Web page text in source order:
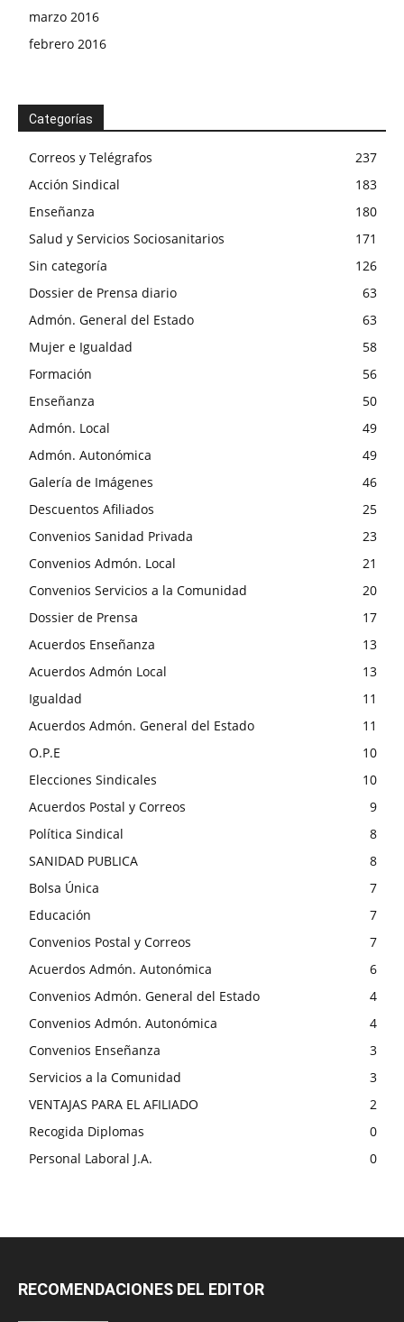
marzo 2016
febrero 2016
Categorías
Correos y Telégrafos
237
Acción Sindical
183
Enseñanza
180
Salud y Servicios Sociosanitarios
171
Sin categoría
126
Dossier de Prensa diario
63
Admón. General del Estado
63
Mujer e Igualdad
58
Formación
56
Enseñanza
50
Admón. Local
49
Admón. Autonómica
49
Galería de Imágenes
46
Descuentos Afiliados
25
Convenios Sanidad Privada
23
Convenios Admón. Local
21
Convenios Servicios a la Comunidad
20
Dossier de Prensa
17
Acuerdos Enseñanza
13
Acuerdos Admón Local
13
Igualdad
11
Acuerdos Admón. General del Estado
11
O.P.E
10
Elecciones Sindicales
10
Acuerdos Postal y Correos
9
Política Sindical
8
SANIDAD PUBLICA
8
Bolsa Única
7
Educación
7
Convenios Postal y Correos
7
Acuerdos Admón. Autonómica
6
Convenios Admón. General del Estado
4
Convenios Admón. Autonómica
4
Convenios Enseñanza
3
Servicios a la Comunidad
3
VENTAJAS PARA EL AFILIADO
2
Recogida Diplomas
0
Personal Laboral J.A.
0
RECOMENDACIONES DEL EDITOR